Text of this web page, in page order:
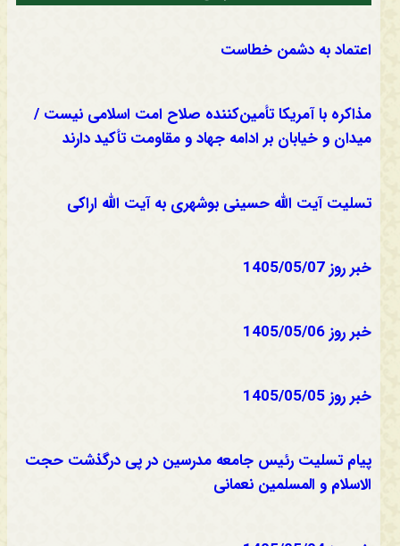
اعتماد به دشمن خطاست
مذاکره با آمریکا تأمین‌کننده صلاح امت اسلامی نیست /
میدان و خیابان بر ادامه جهاد و مقاومت تأکید دارند
تسلیت آیت الله حسینی بوشهری به آیت الله اراکی
خبر روز 1405/05/07
خبر روز 1405/05/06
خبر روز 1405/05/05
پیام تسلیت رئیس جامعه مدرسین در پی درگذشت حجت
الاسلام و المسلمین نعمانی